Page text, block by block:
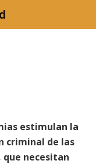
estimulan la
criminal de las
necesitan